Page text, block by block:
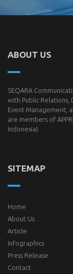
ABOUT US
SEQARA
with Public Relations,
Event Management,
are members of APPRI
Indonesia).
SITEMAP
Home
About Us
Article
Infographics
Press Release
Contact